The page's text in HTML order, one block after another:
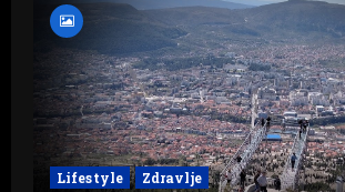
Lifestyle Zdravlje